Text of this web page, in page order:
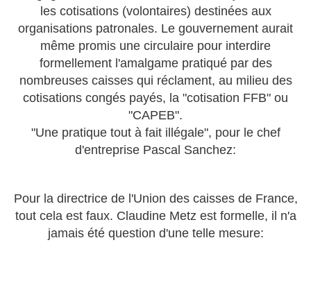
les cotisations (volontaires) destinées aux
organisations patronales. Le gouvernement aurait
même promis une circulaire pour interdire
formellement l'amalgame pratiqué par des
nombreuses caisses qui réclament, au milieu des
cotisations congés payés, la "cotisation FFB" ou
"CAPEB".
"Une pratique tout à fait illégale", pour le chef
d'entreprise Pascal Sanchez:
Pour la directrice de l'Union des caisses de France,
tout cela est faux. Claudine Metz est formelle, il n'a
jamais été question d'une telle mesure: